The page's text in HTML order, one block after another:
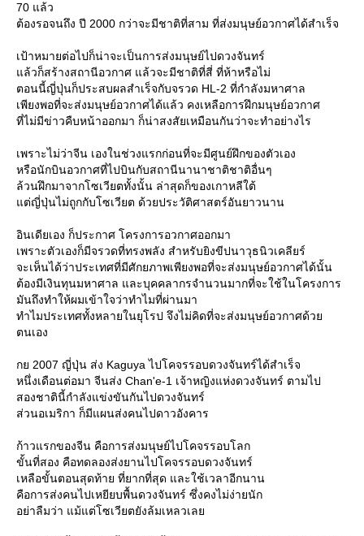
70 แล้ว
ต้องรอจนถึง ปี 2000 กว่าจะมีชาติที่สาม ที่ส่งมนุษย์อวกาศได้สำเร็จ
เป้าหมายต่อไปก็น่าจะเป็นการส่งมนุษย์ไปดวงจันทร์
ล้วก็สร้างสถานีอวกาศ แล้วจะมีชาติที่สี่ ที่ห้าหรือไม่
ตอนนี้ญี่ปุ่นก็ประสบผลสำเร็จกับจรวด HL-2 ที่กำลังมหาศาล
เพียงพอที่จะส่งมนุษย์อวกาศได้แล้ว คงเหลือการฝึกมนุษย์อวกาศ
ที่ไม่มีข่าวคืบหน้าออกมา ก็น่าสงสัยเหมือนกันว่าจะทำอย่างไร
เพราะไม่ว่าจีน เองในช่วงแรกก่อนที่จะมีศูนย์ฝึกของตัวเอง
หรือนักบินอวกาศที่ไปบินกับสถานีนานาชาติชาติอื่นๆ
ล้วนฝึกมาจากโซเวียตทั้งนั้น ล่าสุดก็ของเกาหลีใต้
ต่ญี่ปุ่นไม่ถูกกับโซเวียต ด้วยประวัติศาสตร์อันยาวนาน
อินเดียเอง ก็ประกาศ โครงการอวกาศออกมา
เพราะตัวเองก็มีจรวดที่ทรงพลัง สำหรับยิงขีปนาวุธนิวเคลียร์
จะเห็นได้ว่าประเทศที่มีศักยภาพเพียงพอที่จะส่งมนุษย์อวกาศได้นั้น
ต้องมีเงินทุนมหาศาล และบุคคลากรจำนวนมากที่จะใช้ในโครงการ
มันถึงทำให้ผมเข้าใจว่าทำไมที่ผ่านมา
ทำไมประเทศทั้งหลายในยุโรป จึงไม่คิดที่จะส่งมนุษย์อวกาศด้ว
ตนเอง
กย 2007 ญี่ปุ่น ส่ง Kaguya ไปโคจรรอบดวงจันทร์ได้สำเร็จ
หนึ่งเดือนต่อมา จีนส่ง Chan'e-1 เจ้าหญิงแห่งดวงจันทร์ ตามไป
สองชาตินี้กำลังแข่งขันกันไปดวงจันทร์
ส่วนอเมริกา ก็มีแผนส่งคนไปดาวอังคาร
ก้าวแรกของจีน คือการส่งมนุษย์ไปโคจรรอบโลก
ขั้นที่สอง คือทดลองส่งยานไปโคจรรอบดวงจันทร์
เหลือขั้นตอนสุดท้าย ที่ยากที่สุด และใช้เวลาอีกนาน
คือการส่งคนไปเหยียบพื้นดวงจันทร์ ซึ่งคงไม่ง่ายนัก
อย่าลืมว่า แม้แต่โซเวียตยังล้มเหลวเล